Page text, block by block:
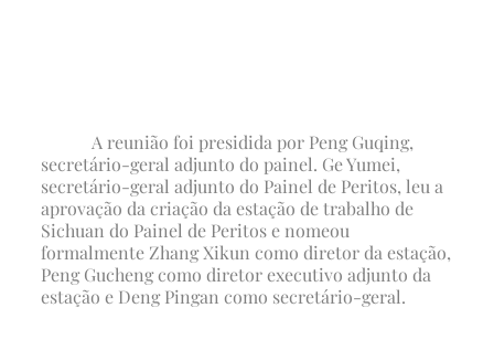
A reunião foi presidida por Peng Guqing,
secretário-geral adjunto do painel. Ge Yumei,
secretário-geral adjunto do Painel de Peritos, leu a
aprovação da criação da estação de trabalho de
Sichuan do Painel de Peritos e nomeou
formalmente Zhang Xikun como diretor da estação,
Peng Gucheng como diretor executivo adjunto da
estação e Deng Pingan como secretário-geral.